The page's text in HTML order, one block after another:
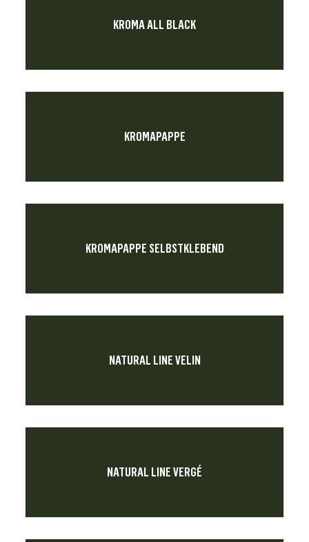
KROMA ALL BLACK
KROMAPAPPE
KROMAPAPPE SELBSTKLEBEND
NATURAL LINE VELIN
NATURAL LINE VERGÉ